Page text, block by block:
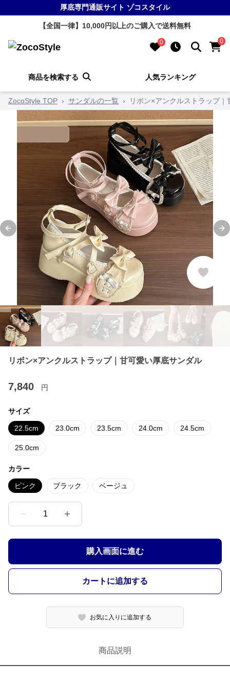
厚底専門通販サイト ゾコスタイル
【全国一律】10,000円以上のご購入で送料無料
0 0
商品を検索する 人気ランキング
ZocoStyle TOP › サンダルの一覧 › リボン×アンクルストラップ
Previous slide
リボン×アンクルストラップ｜甘可愛い厚底サンダル
7,840 円
サイズ
22.5cm 23.0cm 23.5cm 24.0cm 24.5cm
25.0cm
カラー
ピンク ブラック ベージュ
1
購入画面に進む
カートに追加する
お気に入りに追加する
商品説明